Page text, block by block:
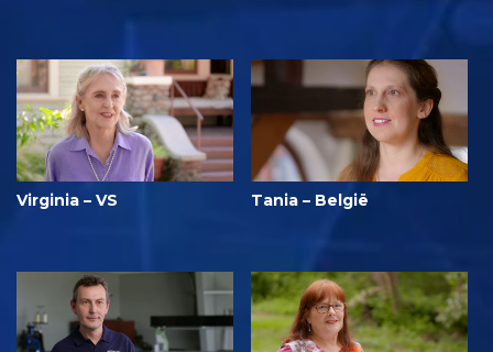
Virginia – VS Tania – België